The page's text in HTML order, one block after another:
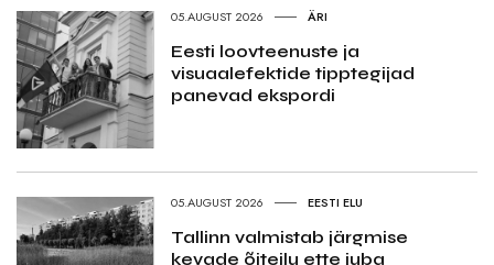
05.AUGUST 2026 ÄRI
Eesti loovteenuste ja
visuaalefektide tipptegijad
panevad ekspordi
05.AUGUST 2026 EESTI ELU
Tallinn valmistab järgmise
kevade õiteilu ette juba